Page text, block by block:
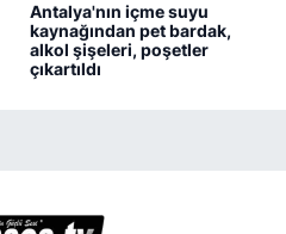
Antalya'nın içme suyu
kaynağından pet bardak,
alkol şişeleri, poşetler
çıkartıldı